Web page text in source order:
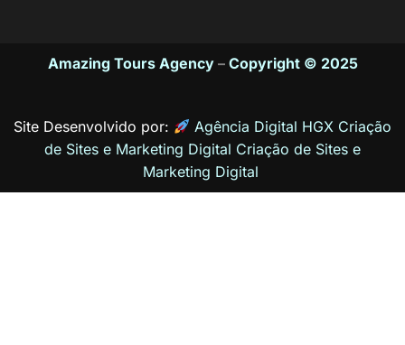
Amazing Tours Agency– Copyright © 2025
Site Desenvolvido por:
Agência Digital HGX Criação
de Sites e Marketing Digital Criação de Sites e
Marketing Digital